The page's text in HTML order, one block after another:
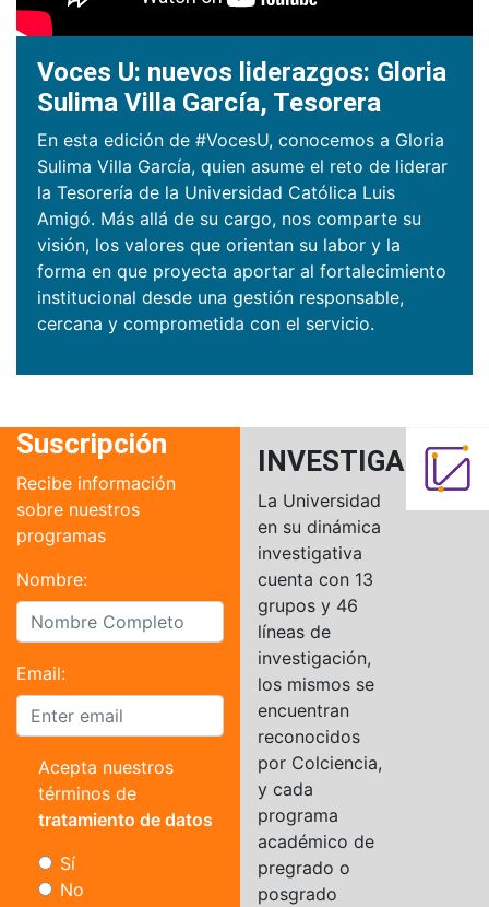
Voces U: nuevos liderazgos: Gloria
Sulima Villa García, Tesorera
En esta edición de #VocesU, conocemos a Gloria
Sulima Villa García, quien asume el reto de liderar
la Tesorería de la Universidad Católica Luis
Amigó. Más allá de su cargo, nos comparte su
visión, los valores que orientan su labor y la
forma en que proyecta aportar al fortalecimiento
institucional desde una gestión responsable,
cercana y comprometida con el servicio.
Suscripción
Recibe información
sobre nuestros
programas
Nombre:
Email:
Acepta nuestros
términos de
tratamiento de datos
Sí
No
INVESTIGACIÓN
La Universidad
en su dinámica
investigativa
cuenta con 13
grupos y 46
líneas de
investigación,
los mismos se
encuentran
reconocidos
por Colciencia,
y cada
programa
académico de
pregrado o
posgrado